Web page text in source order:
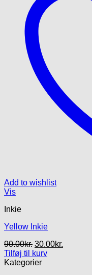
Add to wishlist
Vis
Inkie
Yellow Inkie
90.00kr. Den
oprindelige
pris
30.00kr.
Tilføj til kurv
Kategorier